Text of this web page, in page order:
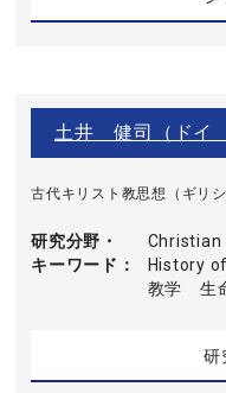
土井 健司（ドイ
古代キリスト教思想（ギリ
研究分野・
キーワード
Christian
History
教学 生
研